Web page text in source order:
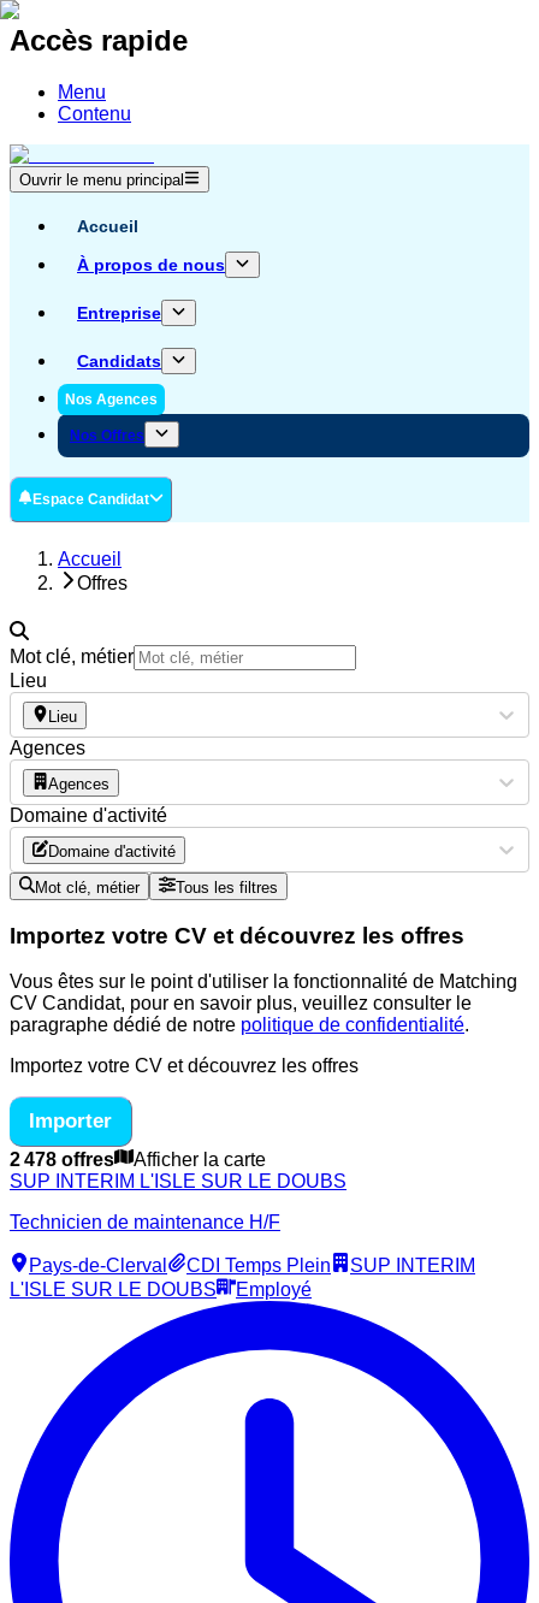
Accès rapide
Menu
Contenu
Ouvrir le menu principal
Accueil
À propos de nous
Entreprise
Candidats
Nos Agences
Nos Offres
Espace Candidat
Accueil
Offres
Mot clé, métier
Lieu
Lieu
Agences
Agences
Domaine d'activité
Domaine d'activité
Mot clé, métier Tous les filtres
Importez votre CV et découvrez les offres
Vous êtes sur le point d'utiliser la fonctionnalité de Matching
CV Candidat, pour en savoir plus, veuillez consulter le
paragraphe dédié de notre politique de confidentialité.
Importez votre CV et découvrez les offres
Importer
2 478 offres
Afficher la carte
SUP INTERIM L'ISLE SUR LE DOUBS
Technicien de maintenance H/F
Pays-de-Clerval CDI Temps Plein
SUP INTERIM
L'ISLE SUR LE DOUBS
Employé